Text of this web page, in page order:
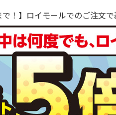
で！】ロイモールでのご注文